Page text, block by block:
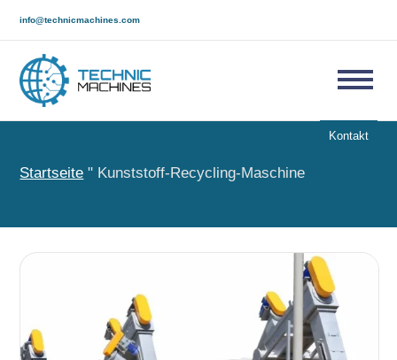
info@technicmachines.com
Kontakt
Startseite " Kunststoff-Recycling-Maschine